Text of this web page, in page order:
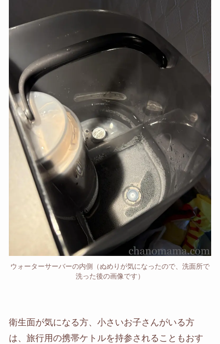
ウォーターサーバーの内側（ぬめりが気になったので、洗面所で
洗った後の画像です）
衛生面が気になる方、小さいお子さんがいる方
は、旅行用の携帯ケトルを持参されることもおす